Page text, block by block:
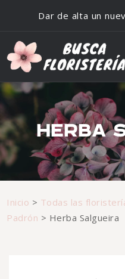
Dar de alta un
HERBA
Inicio > Todas las
Padrón > Herba Salgueira